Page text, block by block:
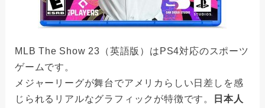
MLB The Show 23（英語版）はPS4対応のスポーツ
ゲームです。
メジャーリーグが舞台でアメリカらしい日差しを感
じられるリアルなグラフィックが特徴です。
日本人